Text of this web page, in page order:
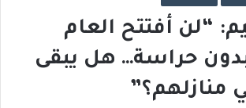
“لن أفتتح العام
حراسة… هل يبقى
منازلهم؟”